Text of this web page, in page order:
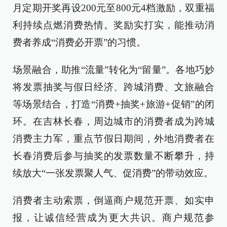
月定期开奖再设200元至800元4档激励，双重福
利持续点燃消费热情。奖励实打实，能推动消
费者养成“消费必开票”的习惯。
场景融合，助推“流量”转化为“留量”。各地巧妙
将发票抽奖与假日经济、跨城消费、文旅融合
等场景结合，打造“消费+抽奖+旅游+促销”的闭
环。在吉林长春，周边城市的消费者成为跨城
消费主力军，重点节假日期间，外地消费者在
长春消费后参与抽奖的发票数量不断攀升，持
续放大“一张发票聚人气、促消费”的带动效应。
消费者主动索票，倒逼商户规范开票、如实申
报，让诚信经营成为更大共识。商户规范参